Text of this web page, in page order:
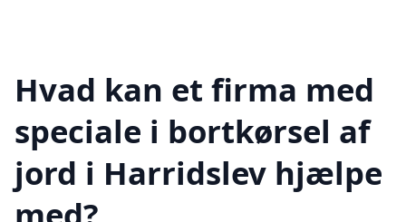
Hvad kan et firma med
speciale i bortkørsel af
jord i Harridslev hjælpe